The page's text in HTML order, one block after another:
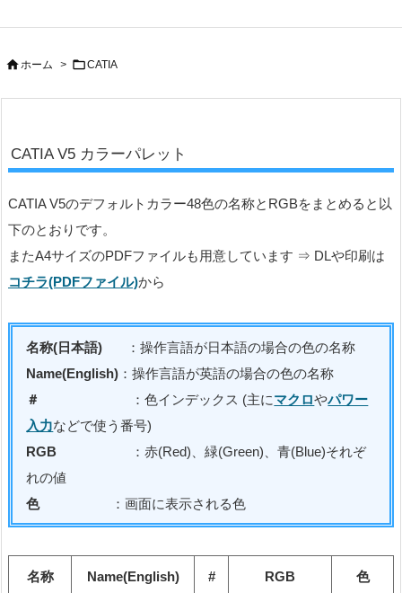

ホーム > CATIA
CATIA V5 カラーパレット
CATIA V5のデフォルトカラー48色の名称とRGBをまとめると以
下のとおりです。
またA4サイズのPDFファイルも用意しています ⇒ DLや印刷は
コチラ(PDFファイル)から
名称(日本語) ：操作言語が日本語の場合の色の名称
Name(English) ：操作言語が英語の場合の色の名称
＃
：色インデックス (主にマクロやパワー
入力などで使う番号)
RGB ：赤(Red)、緑(Green)、青(Blue)それぞ
れの値
色
：画面に表示される色
名称
Name(English) # RGB 色